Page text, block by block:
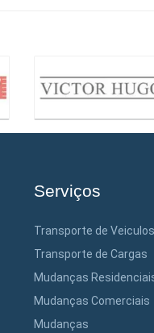
Serviços
Transporte de Veiculos
Transporte de Cargas
Mudanças
Mudanças Comerciais
Mudanças